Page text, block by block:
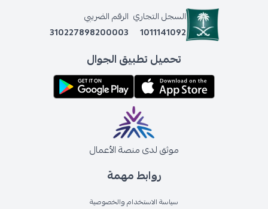
روابط مهمة
سياسة الاستخدام والخصوصية
السجل التجاري
1011141092
الرقم الضريبي
310227898200003
تحميل تطبيق الجوال
موثق لدى منصة الأعمال